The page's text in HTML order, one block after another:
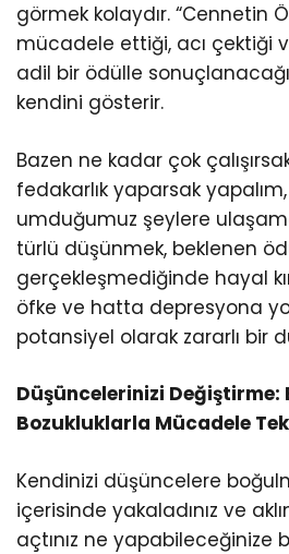
görmek kolaydır. “Cennetin
mücadele ettiği, acı çektiği
adil bir ödülle
kendini gösterir.
Bazen ne kadar çok
fedakarlık yaparsak
umduğumuz şeylere
türlü düşünmek, beklenen
gerçekleşmediğinde hayal
öfke ve hatta depresyona
potansiyel olarak zararlı bir
Düşüncelerinizi Değiştirme:
Bozukluklarla Mücadele
Kendinizi düşüncelere
içerisinde yakaladınız ve
açtınız ne yapabileceğinize